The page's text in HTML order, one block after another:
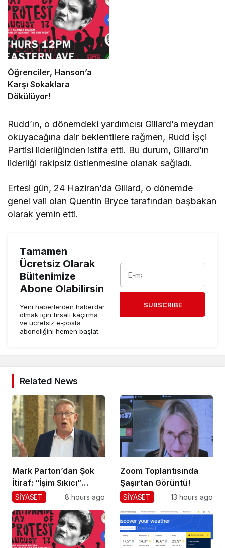
Öğrenciler, Hanson’a
Karşı Sokaklara
Dökülüyor!
Rudd’ın, o dönemdeki yardımcısı Gillard’a meydan
okuyacağına dair beklentilere rağmen, Rudd İşçi
Partisi liderliğinden istifa etti. Bu durum, Gillard’ın
liderliği rakipsiz üstlenmesine olanak sağladı.
Ertesi gün, 24 Haziran’da Gillard, o dönemde
genel vali olan Quentin Bryce tarafından başbakan
olarak yemin etti.
Tamamen
Ücretsiz Olarak
Bültenimize
Abone Olabilirsin
Yeni haberlerden haberdar
olmak için fırsatı kaçırma
ve ücretsiz e-posta
aboneliğini hemen başlat.
SUBSCRIBE
Related News
Mark Parton’dan Şok
İtiraf: “İşim Sıkıcı”
Mesajı!
SİYASET 8 hours ago
Zoom Toplantısında
Şaşırtan Görüntü!
SİYASET 13 hours ago